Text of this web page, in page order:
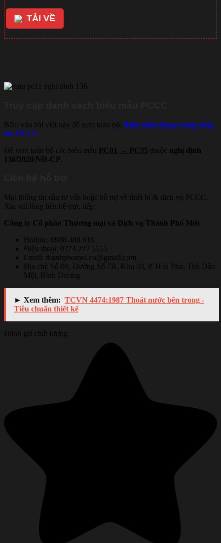
TẢI VỀ
Bấm vào bài viết này để xem toàn bộ: Biểu mẫu dùng trong công
tác PCCC
Để xem toàn bộ các biểu mẫu PC01 → PC35 thuộc nghị định
136/2020/NĐ-CP
Mọi thông tin cần tư vấn hoặc hỗ trợ về thiết bị & dịch vụ PCCC.
Xin vui lòng liên hệ trực tiếp:
Công ty Cổ phần Thương mại và Dịch vụ Thành Phố Mới
Hotline: 0988 488 818
Điện thoại: 0274 222 5555
Email: thanhphomoi.co@gmail.com
Địa chỉ: Số 09, Đường Số 7B, Khu 03, P. Hoà Phú, Thủ Dầu
Một, Bình Dương
► Xem thêm: TCVN 4474:1987 Thoát nước bên trong -
Tiêu chuẩn thiết kế
Đánh giá chất lượng